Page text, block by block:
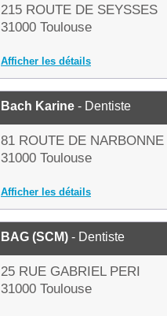
215 ROUTE DE SEYSSES
31000 Toulouse
Afficher les détails
Bach Karine - Dentiste
81 ROUTE DE NARBONNE
31000 Toulouse
Afficher les détails
BAG (SCM) - Dentiste
25 RUE GABRIEL PERI
31000 Toulouse